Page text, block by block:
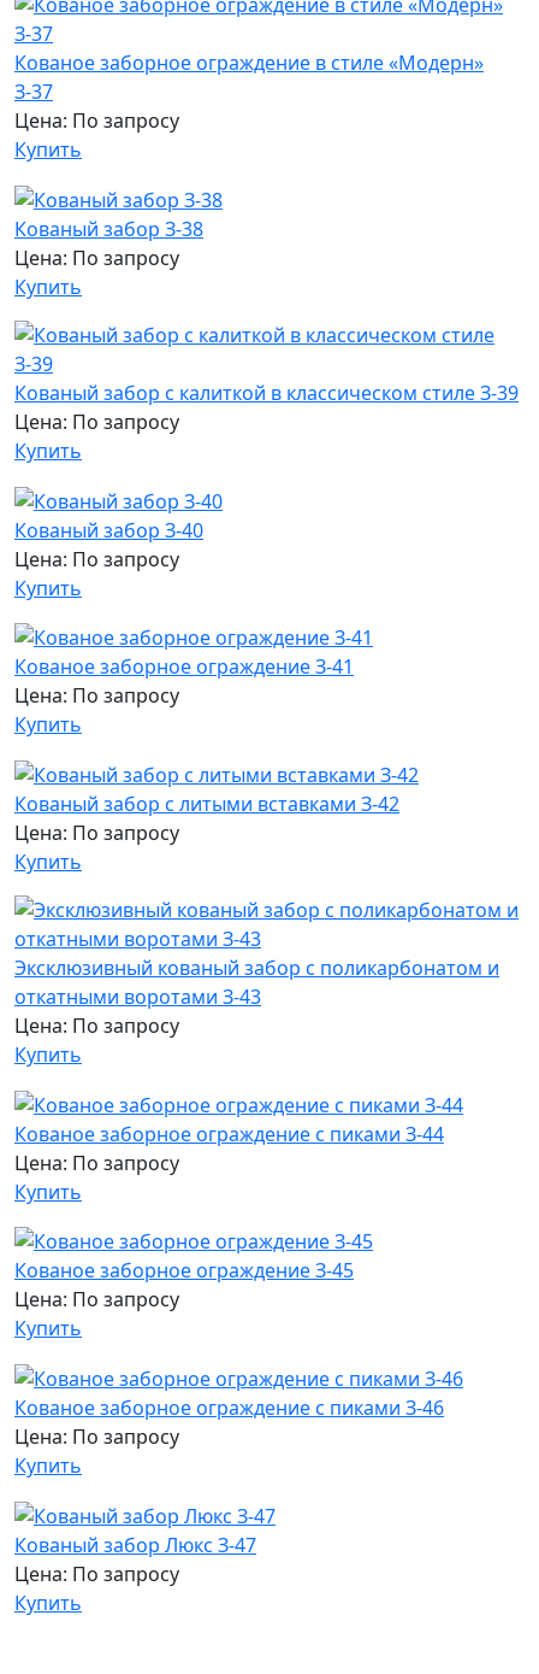
Кованое заборное ограждение в стиле «Модерн»
З-37
Цена: По запросу
Купить
Кованый забор З-38
Цена: По запросу
Купить
Кованый забор с калиткой в классическом стиле З-39
Цена: По запросу
Купить
Кованый забор З-40
Цена: По запросу
Купить
Кованое заборное ограждение З-41
Цена: По запросу
Купить
Кованый забор с литыми вставками З-42
Цена: По запросу
Купить
Эксклюзивный кованый забор с поликарбонатом и
откатными воротами З-43
Цена: По запросу
Купить
Кованое заборное ограждение с пиками З-44
Цена: По запросу
Купить
Кованое заборное ограждение З-45
Цена: По запросу
Купить
Кованое заборное ограждение с пиками З-46
Цена: По запросу
Купить
Кованый забор Люкс З-47
Цена: По запросу
Купить